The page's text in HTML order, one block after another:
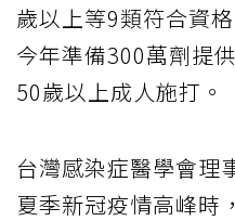
歲以上等9類符合資
今年準備300萬劑提
50歲以上成人施打。
台灣感染症醫學會理
夏季新冠疫情高峰時